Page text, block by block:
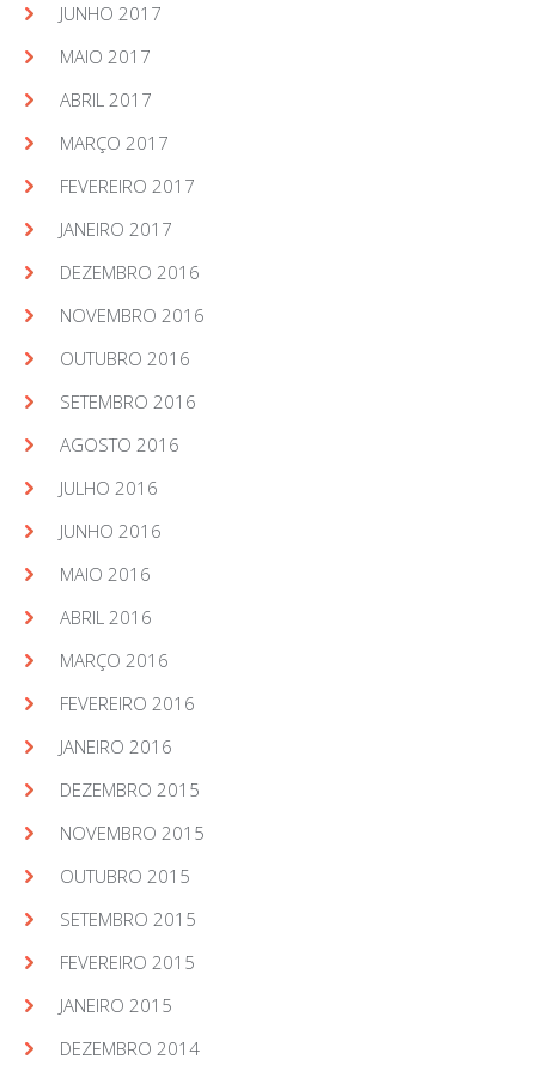
JUNHO 2017
MAIO 2017
ABRIL 2017
MARÇO 2017
FEVEREIRO 2017
JANEIRO 2017
DEZEMBRO 2016
NOVEMBRO 2016
OUTUBRO 2016
SETEMBRO 2016
AGOSTO 2016
JULHO 2016
JUNHO 2016
MAIO 2016
ABRIL 2016
MARÇO 2016
FEVEREIRO 2016
JANEIRO 2016
DEZEMBRO 2015
NOVEMBRO 2015
OUTUBRO 2015
SETEMBRO 2015
FEVEREIRO 2015
JANEIRO 2015
DEZEMBRO 2014